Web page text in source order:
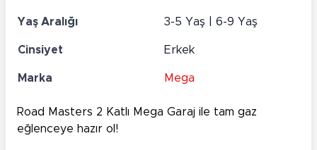
Yaş Aralığı 3-5 Yaş | 6-9 Yaş
Cinsiyet Erkek
Marka Mega
Road Masters 2 Katlı Mega Garaj ile tam gaz
eğlenceye hazır ol!